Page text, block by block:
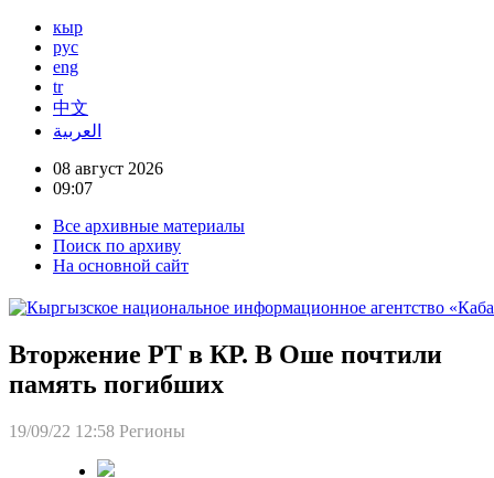
кыр
рус
eng
tr
中文
العربية
08 август 2026
09:07
Все архивные материалы
Поиск по архиву
На основной сайт
Вторжение РТ в КР. В Оше почтили
память погибших
19/09/22 12:58 Регионы